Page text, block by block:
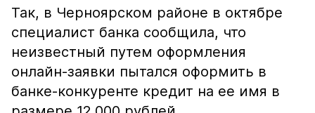
Так, в Черноярском районе в октябре
специалист банка сообщила, что
неизвестный путем оформления
онлайн-заявки пытался оформить в
банке-конкуренте кредит на ее имя в